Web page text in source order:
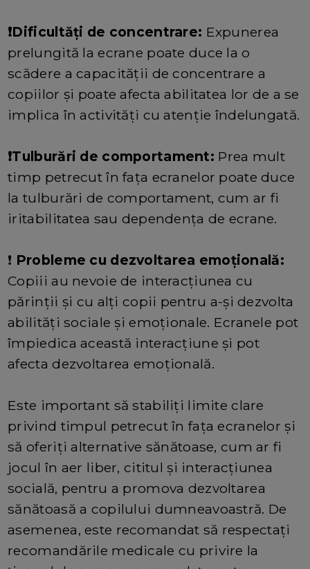
❗Dificultăți de concentrare: Expunerea
prelungită la ecrane poate duce la o
scădere a capacității de concentrare a
copiilor și poate afecta abilitatea lor de a se
implica în activități cu atenție îndelungată.
❗Tulburări de comportament: Prea mult
timp petrecut în fața ecranelor poate duce
la tulburări de comportament, cum ar fi
iritabilitatea sau dependența de ecrane.
❗ Probleme cu dezvoltarea emoțională:
Copiii au nevoie de interacțiunea cu
părinții și cu alți copii pentru a-și dezvolta
abilități sociale și emoționale. Ecranele pot
împiedica această interacțiune și pot
afecta dezvoltarea emoțională.
Este important să stabiliți limite clare
privind timpul petrecut în fața ecranelor și
să oferiți alternative sănătoase, cum ar fi
jocul în aer liber, cititul și interacțiunea
socială, pentru a promova dezvoltarea
sănătoasă a copilului dumneavoastră. De
asemenea, este recomandat să respectați
recomandările medicale cu privire la